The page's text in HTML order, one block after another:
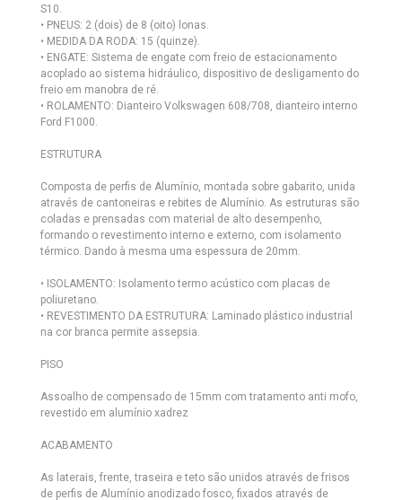
S10.
• PNEUS: 2 (dois) de 8 (oito) lonas.
• MEDIDA DA RODA: 15 (quinze).
• ENGATE: Sistema de engate com freio de estacionamento
acoplado ao sistema hidráulico, dispositivo de desligamento do
freio em manobra de ré.
• ROLAMENTO: Dianteiro Volkswagen 608/708, dianteiro interno
Ford F1000.
ESTRUTURA
Composta de perfis de Alumínio, montada sobre gabarito, unida
através de cantoneiras e rebites de Alumínio. As estruturas são
coladas e prensadas com material de alto desempenho,
formando o revestimento interno e externo, com isolamento
térmico. Dando à mesma uma espessura de 20mm.
• ISOLAMENTO: Isolamento termo acústico com placas de
poliuretano.
• REVESTIMENTO DA ESTRUTURA: Laminado plástico industrial
na cor branca permite assepsia.
PISO
Assoalho de compensado de 15mm com tratamento anti mofo,
revestido em alumínio xadrez
ACABAMENTO
As laterais, frente, traseira e teto são unidos através de frisos
de perfis de Alumínio anodizado fosco, fixados através de